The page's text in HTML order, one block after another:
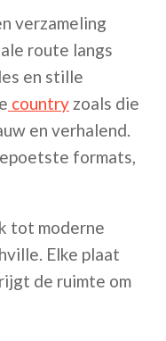
verzameling
route langs
en stille
country zoals die
en verhalend.
formats,
tot moderne
Elke plaat
de ruimte om